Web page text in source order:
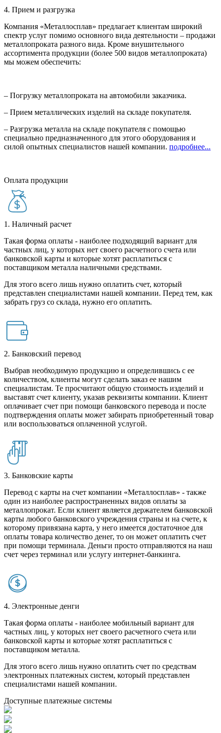
4. Прием и разгрузка
Компания «Металлосплав» предлагает клиентам широкий
спектр услуг помимо основного вида деятельности – продажи
металлопроката разного вида. Кроме внушительного
ассортимента продукции (более 500 видов металлопроката)
мы можем обеспечить:
– Погрузку металлопроката на автомобили заказчика.
– Прием металлических изделий на складе покупателя.
– Разгрузка металла на складе покупателя с помощью
специально предназначенного для этого оборудования и
силой опытных специалистов нашей компании. подробнее...
Оплата продукции
1. Наличный расчет
Такая форма оплаты - наиболее подходящий вариант для
частных лиц, у которых нет своего расчетного счета или
банковской карты и которые хотят расплатиться с
поставщиком металла наличными средствами.
Для этого всего лишь нужно оплатить счет, который
представлен специалистами нашей компании. Перед тем, как
забрать груз со склада, нужно его оплатить.
2. Банковский перевод
Выбрав необходимую продукцию и определившись с ее
количеством, клиенты могут сделать заказ ее нашим
специалистам. Те просчитают общую стоимость изделий и
выставят счет клиенту, указав реквизиты компании. Клиент
оплачивает счет при помощи банковского перевода и после
подтверждения оплаты может забирать приобретенный товар
или воспользоваться оплаченной услугой.
3. Банковские карты
Перевод с карты на счет компании «Металлосплав» - также
один из наиболее распространенных видов оплаты за
металлопрокат. Если клиент является держателем банковской
карты любого банковского учреждения страны и на счете, к
которому привязана карта, у него имеется достаточное для
оплаты товара количество денег, то он может оплатить счет
при помощи терминала. Деньги просто отправляются на наш
счет через терминал или услугу интернет-банкинга.
4. Электронные денги
Такая форма оплаты - наиболее мобильный вариант для
частных лиц, у которых нет своего расчетного счета или
банковской карты и которые хотят расплатиться с
поставщиком металла.
Для этого всего лишь нужно оплатить счет по средствам
электронных платежных систем, который представлен
специалистами нашей компании.
Доступные платежные системы